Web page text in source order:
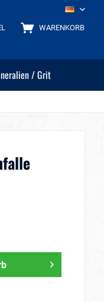
DE
WARENKORB
/ Grit